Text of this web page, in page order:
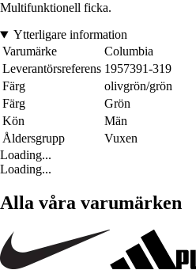
Multifunktionell ficka.
Ytterligare information
Varumärke
Columbia
Leverantörsreferens 1957391-319
Färg
olivgrön/grön
Färg
Grön
Kön
Män
Åldersgrupp
Vuxen
Loading...
Loading...
Alla våra varumärken